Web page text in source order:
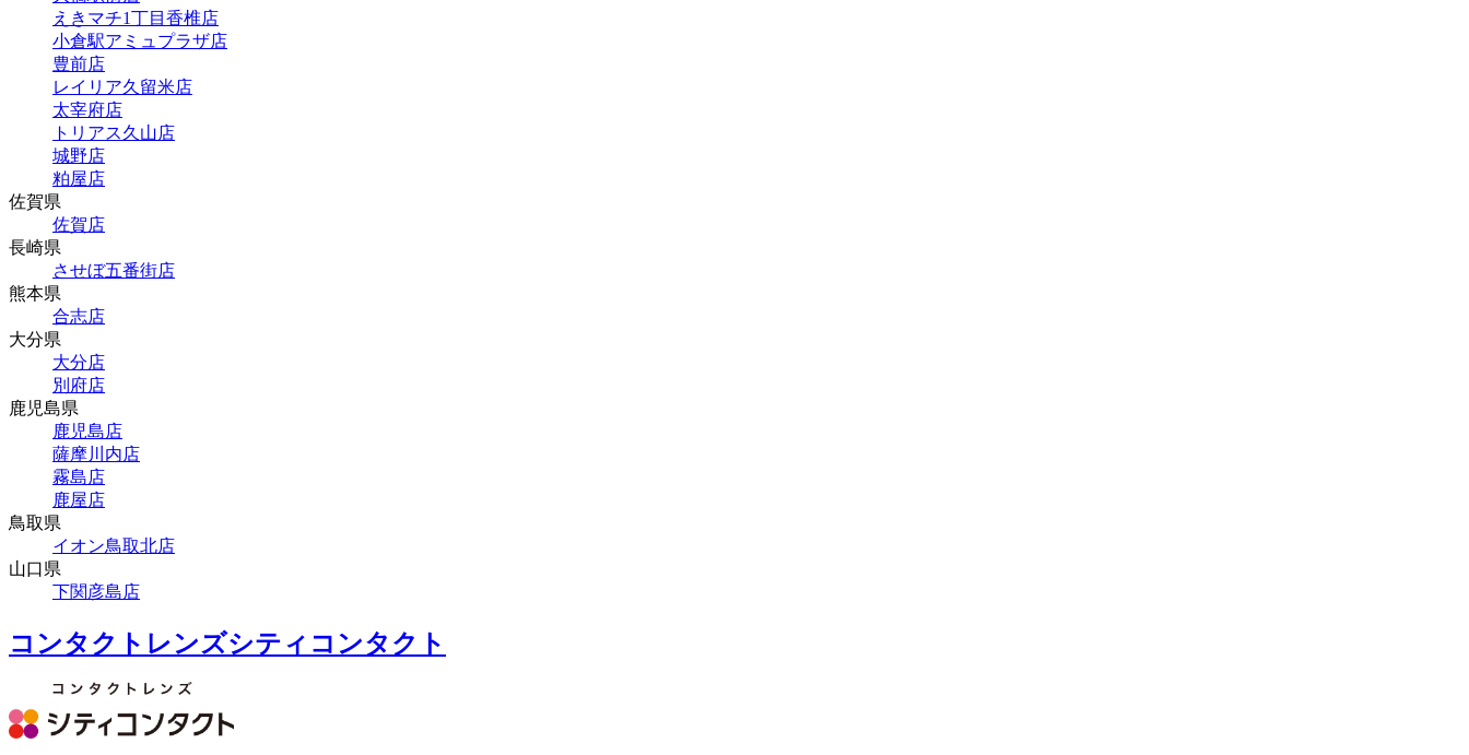
えきマチ1丁目香椎店
小倉駅アミュプラザ店
豊前店
レイリア久留米店
太宰府店
トリアス久山店
城野店
粕屋店
佐賀県
佐賀店
長崎県
させぼ五番街店
熊本県
合志店
大分県
大分店
別府店
鹿児島県
鹿児島店
薩摩川内店
霧島店
鹿屋店
鳥取県
イオン鳥取北店
山口県
下関彦島店
コンタクトレンズシティコンタクト